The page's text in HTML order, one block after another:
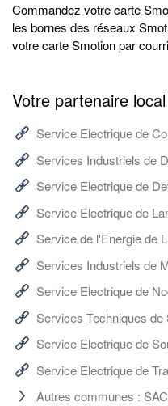
Commandez votre carte
les bornes des réseaux
votre carte Smotion par
Votre partenaire local
Service Electrique de
Services Industriels de
Service Electrique de
Service Electrique de
Service de l'Energie de
Services Industriels de
Service Electrique de
Services Techniques de
Service Electrique de
Service Electrique de
Autres communes :